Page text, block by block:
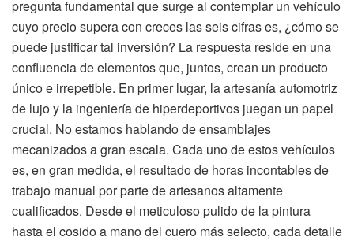
pregunta fundamental que surge al contemplar un vehículo
cuyo precio supera con creces las seis cifras es, ¿cómo se
puede justificar tal inversión? La respuesta reside en una
confluencia de elementos que, juntos, crean un producto
único e irrepetible. En primer lugar, la artesanía automotriz
de lujo y la ingeniería de hiperdeportivos juegan un papel
crucial. No estamos hablando de ensamblajes
mecanizados a gran escala. Cada uno de estos vehículos
es, en gran medida, el resultado de horas incontables de
trabajo manual por parte de artesanos altamente
cualificados. Desde el meticuloso pulido de la pintura
hasta el cosido a mano del cuero más selecto, cada detalle